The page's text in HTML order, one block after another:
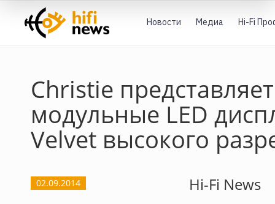
Новости Медиа Hi-Fi
Christie представляет
модульные LED
Velvet высокого
02.09.2014 Hi-Fi News